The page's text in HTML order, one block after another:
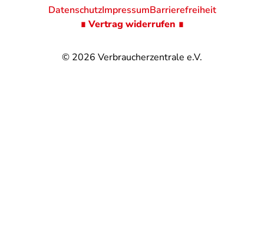
© 2026 Verbraucherzentrale e.V.
DatenschutzImpressumBarrierefreiheit
∎ Vertrag widerrufen ∎